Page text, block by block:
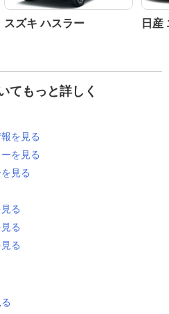
スズキ ハスラー 日産
てもっと詳しく
を見る
を見る
見る
る
る
る